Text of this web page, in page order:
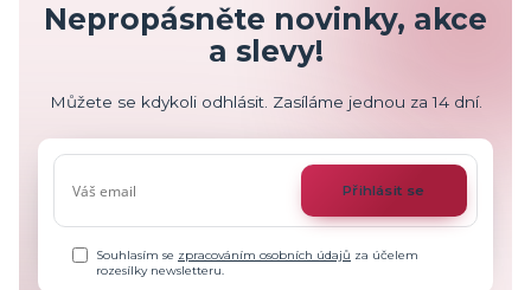
Nepropásněte novinky, akce
a slevy!
Můžete se kdykoli odhlásit. Zasíláme jednou za 14 dní.
Přihlásit se
Souhlasím se zpracováním osobních údajů za účelem
rozesílky newsletteru.